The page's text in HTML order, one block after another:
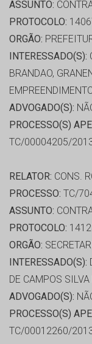
ASSUNTO:
PROTOCOLO:
ORGÃO:
INTERESSADO(S):
BRANDAO,
ADVOGADO(S):
PROCESSO(S)
TC/00004205/
RELATOR: CONS.
PROCESSO: TC/
ASSUNTO:
PROTOCOLO:
ORGÃO:
INTERESSADO(S):
DE CAMPOS
ADVOGADO(S):
PROCESSO(S)
TC/00012260/